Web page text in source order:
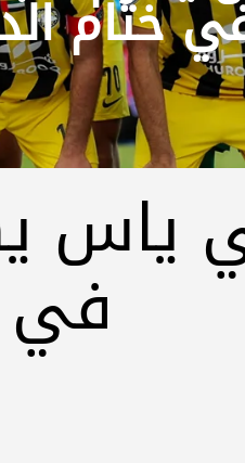
ختام
ياس
في